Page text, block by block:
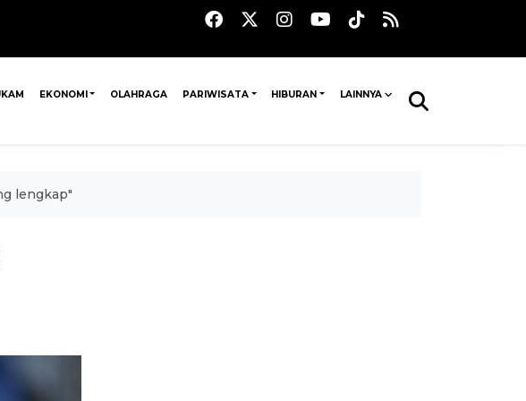
EKONOMI OLAHRAGA PARIWISATA HIBURAN LAINNYA
lengkap"